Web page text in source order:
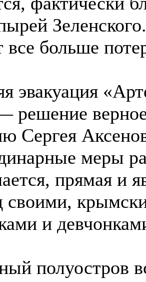
все больше
эвакуация
решение
Сергея
меры
прямая и
своими,
и
полуостров